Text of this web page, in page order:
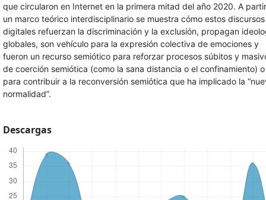
que circularon en Internet en la primera mitad del año 2020. A
un marco teórico interdisciplinario se muestra cómo estos discursos
digitales refuerzan la discriminación y la exclusión, propagan
globales, son vehículo para la expresión colectiva de emociones y
fueron un recurso semiótico para reforzar procesos súbitos y
de coerción semiótica (como la sana distancia o el confinamiento) o
para contribuir a la reconversión semiótica que ha implicado la
normalidad”.
Descargas